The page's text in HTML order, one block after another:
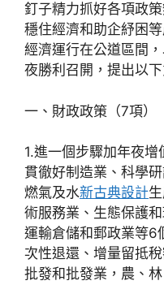
釘子精力抓好各項政
穩住經濟和助企紓困
經濟運行在公道區間
夜勝利召開，提出以下
一、財政政策（7項）
1.進一個步驟加年夜
貫徹好制造業、科學
燃氣及水新古典設計
術服務業、生態保護
運輸倉儲和郵政業等6
次性退還、增量留抵
批發和批發業，農、